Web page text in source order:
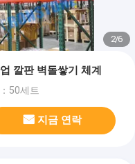
2/6
깔판 벽돌쌓기 체계
50세트
지금 연락